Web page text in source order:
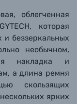
облегченная
которая
и беззеркальных
необычном,
накладка и
а длина ремня
скользящих
нескольких ярких